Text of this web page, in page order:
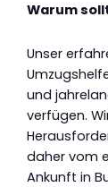
Warum
Unser
und
verfügen.
daher vom
Ankunft in